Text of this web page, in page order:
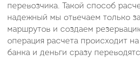
перевозчика. Такой способ
надежный мы отвечаем только
маршрутов и создаем
операция расчета происходит
банка и деньги сразу